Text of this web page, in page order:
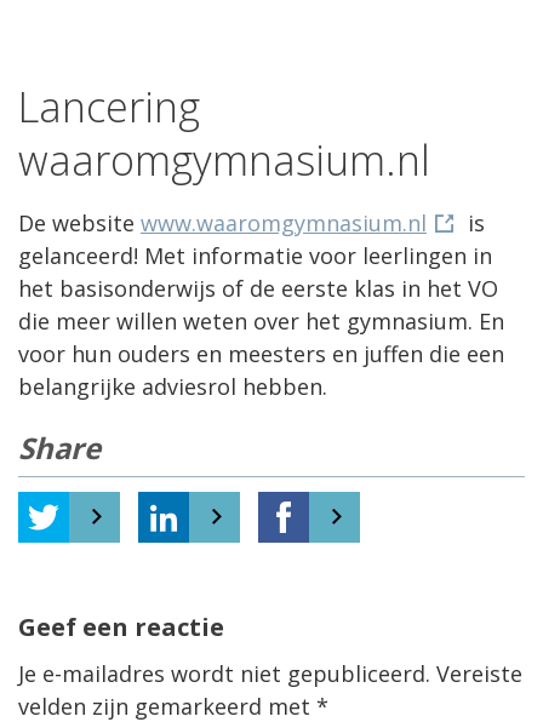
Lancering
waaromgymnasium.nl
De website www.waaromgymnasium.nl
is
gelanceerd! Met informatie voor leerlingen in
het basisonderwijs of de eerste klas in het VO
die meer willen weten over het gymnasium. En
voor hun ouders en meesters en juffen die een
belangrijke adviesrol hebben.
Share
Geef een reactie
Je e-mailadres wordt niet gepubliceerd. Vereiste
velden zijn gemarkeerd met *